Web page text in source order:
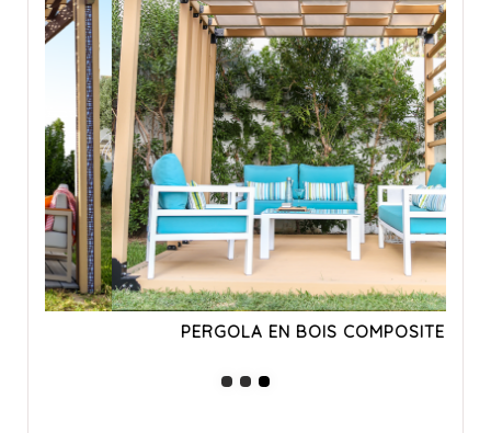
PERGOLA EN BOIS COMPOSITE